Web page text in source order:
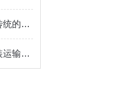
方形加药箱有效地改善了传统的药物储存方式
方形加药箱不易老化，安装运输方便